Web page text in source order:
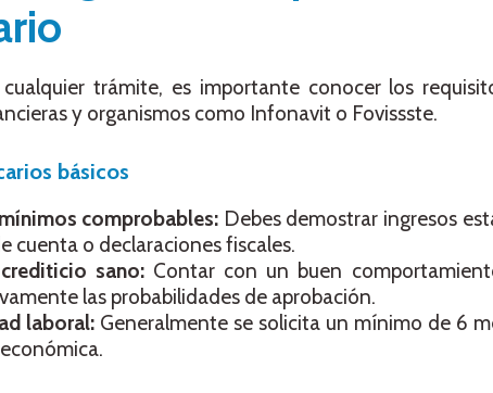
trámite, es importante conocer los
y organismos como Infonavit o Fovissste.
básicos
comprobables: Debes demostrar ingresos
cuenta o declaraciones fiscales.
sano: Contar con un buen
las probabilidades de aprobación.
laboral: Generalmente se solicita un mínimo de 6